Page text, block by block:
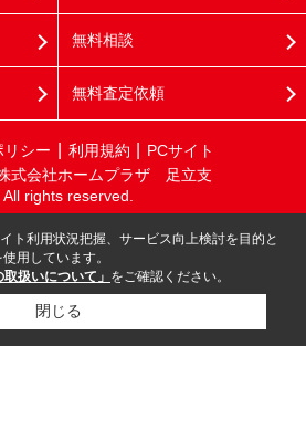
無料相談
無料査定依頼
リシー 利用規約
PCサイト
式会社ホームプラザ 足立支
All rights reserved.
ト利用状況把握、サービス向上検討を目的と
用しています。
取扱いについて」 をご確認ください。
閉じる